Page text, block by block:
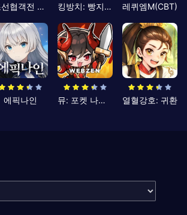
조선협객전 클래식 킹방치: 빵지의 제왕 레퀴엠M(CBT)
에픽나인 뮤: 포켓 나이츠 열혈강호: 귀환